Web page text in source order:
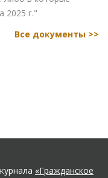
2025 г."
Все документы >>
«Гражданское